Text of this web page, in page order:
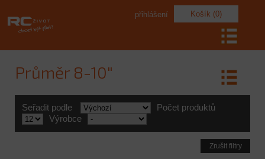
Košík (0)
přihlášení
Průměr 8-10"
Seřadit podle
Počet produktů
Výrobce
Zrušit filtry